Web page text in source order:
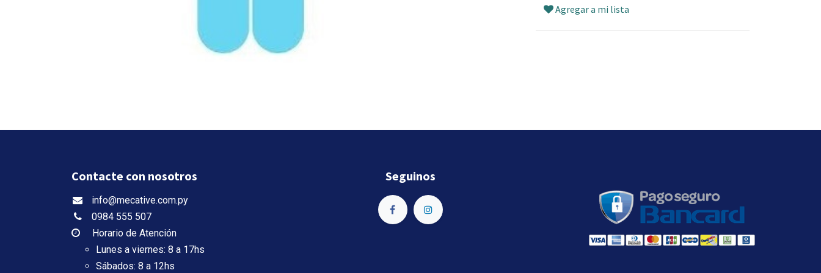
Agregar a mi lista
Contacte con nosotros
info@mecative.com.py
0984 555 507
Horario de Atención
Lunes a viernes: 8 a 17hs
Sábados: 8 a 12hs
Seguinos